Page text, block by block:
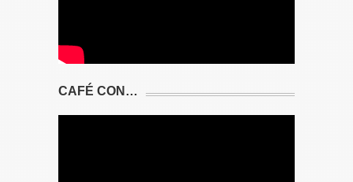
CAFÉ CON…